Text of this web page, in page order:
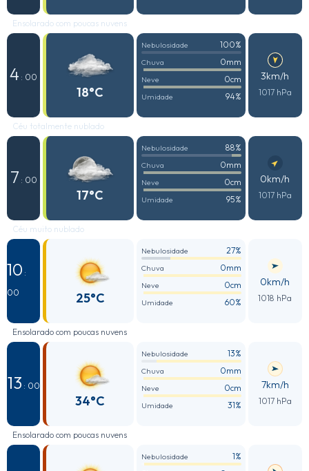
Ensolarado com poucas nuvens
4 : 00
18°C
Nebulosidade 100%
Chuva 0mm
Neve 0cm
Umidade 94%
3km/h
1017 hPa
Céu totalmente nublado
7 : 00
17°C
Nebulosidade 88%
Chuva 0mm
Neve 0cm
Umidade 95%
0km/h
1017 hPa
Céu muito nublado
10 :
00
25°C
Nebulosidade 27%
Chuva 0mm
Neve 0cm
Umidade 60%
0km/h
1018 hPa
Ensolarado com poucas nuvens
13 : 00
34°C
Nebulosidade 13%
Chuva 0mm
Neve 0cm
Umidade 31%
7km/h
1017 hPa
Ensolarado com poucas nuvens
Nebulosidade 1%